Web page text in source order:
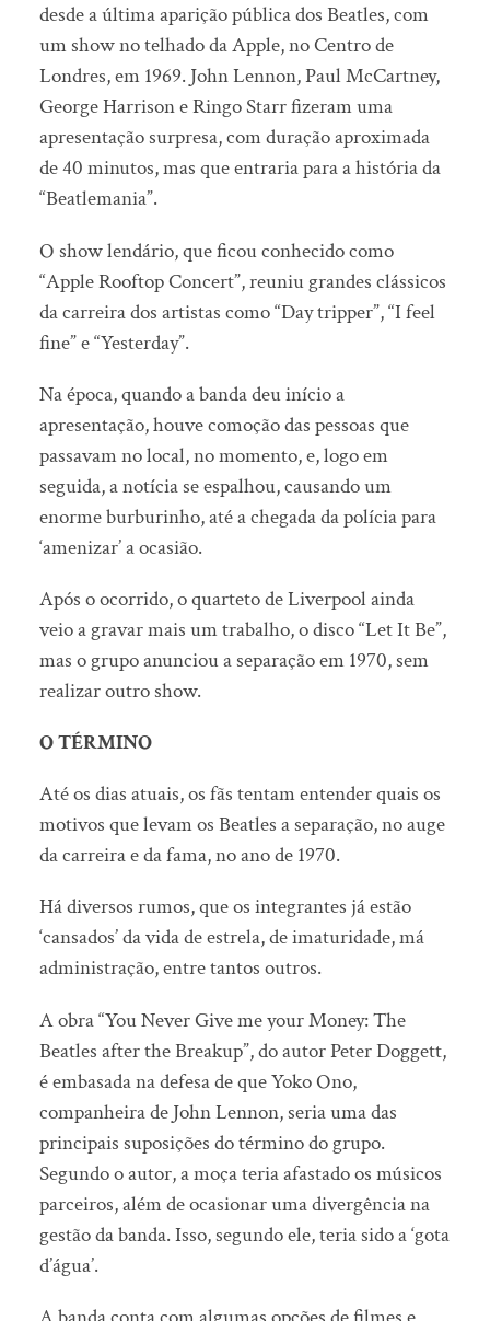
desde a última aparição pública dos Beatles, com
um show no telhado da Apple, no Centro de
Londres, em 1969. John Lennon, Paul McCartney,
George Harrison e Ringo Starr fizeram uma
apresentação surpresa, com duração aproximada
de 40 minutos, mas que entraria para a história da
“Beatlemania”.
O show lendário, que ficou conhecido como
“Apple Rooftop Concert”, reuniu grandes clássicos
da carreira dos artistas como “Day tripper”, “I feel
fine” e “Yesterday”.
Na época, quando a banda deu início a
apresentação, houve comoção das pessoas que
passavam no local, no momento, e, logo em
seguida, a notícia se espalhou, causando um
enorme burburinho, até a chegada da polícia para
‘amenizar’ a ocasião.
Após o ocorrido, o quarteto de Liverpool ainda
veio a gravar mais um trabalho, o disco “Let It Be”,
mas o grupo anunciou a separação em 1970, sem
realizar outro show.
O TÉRMINO
Até os dias atuais, os fãs tentam entender quais os
motivos que levam os Beatles a separação, no auge
da carreira e da fama, no ano de 1970.
Há diversos rumos, que os integrantes já estão
‘cansados’ da vida de estrela, de imaturidade, má
administração, entre tantos outros.
A obra “You Never Give me your Money: The
Beatles after the Breakup”, do autor Peter Doggett,
é embasada na defesa de que Yoko Ono,
companheira de John Lennon, seria uma das
principais suposições do término do grupo.
Segundo o autor, a moça teria afastado os músicos
parceiros, além de ocasionar uma divergência na
gestão da banda. Isso, segundo ele, teria sido a ‘gota
d’água’.